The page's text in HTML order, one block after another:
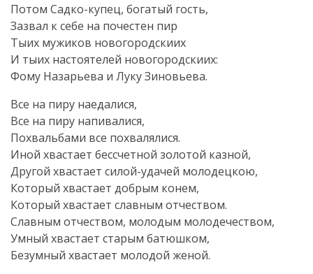
Потом Садко-купец, богатый гость,
Зазвал к себе на почестен пир
Тыих мужиков новогородскиих
И тыих настоятелей новогородскиих:
Фому Назарьева и Луку Зиновьева.
Все на пиру наедалися,
Все на пиру напивалися,
Похвальбами все похвалялися.
Иной хвастает бессчетной золотой казной,
Другой хвастает силой-удачей молодецкою,
Который хвастает добрым конем,
Который хвастает славным отчеством.
Славным отчеством, молодым молодечеством,
Умный хвастает старым батюшком,
Безумный хвастает молодой женой.